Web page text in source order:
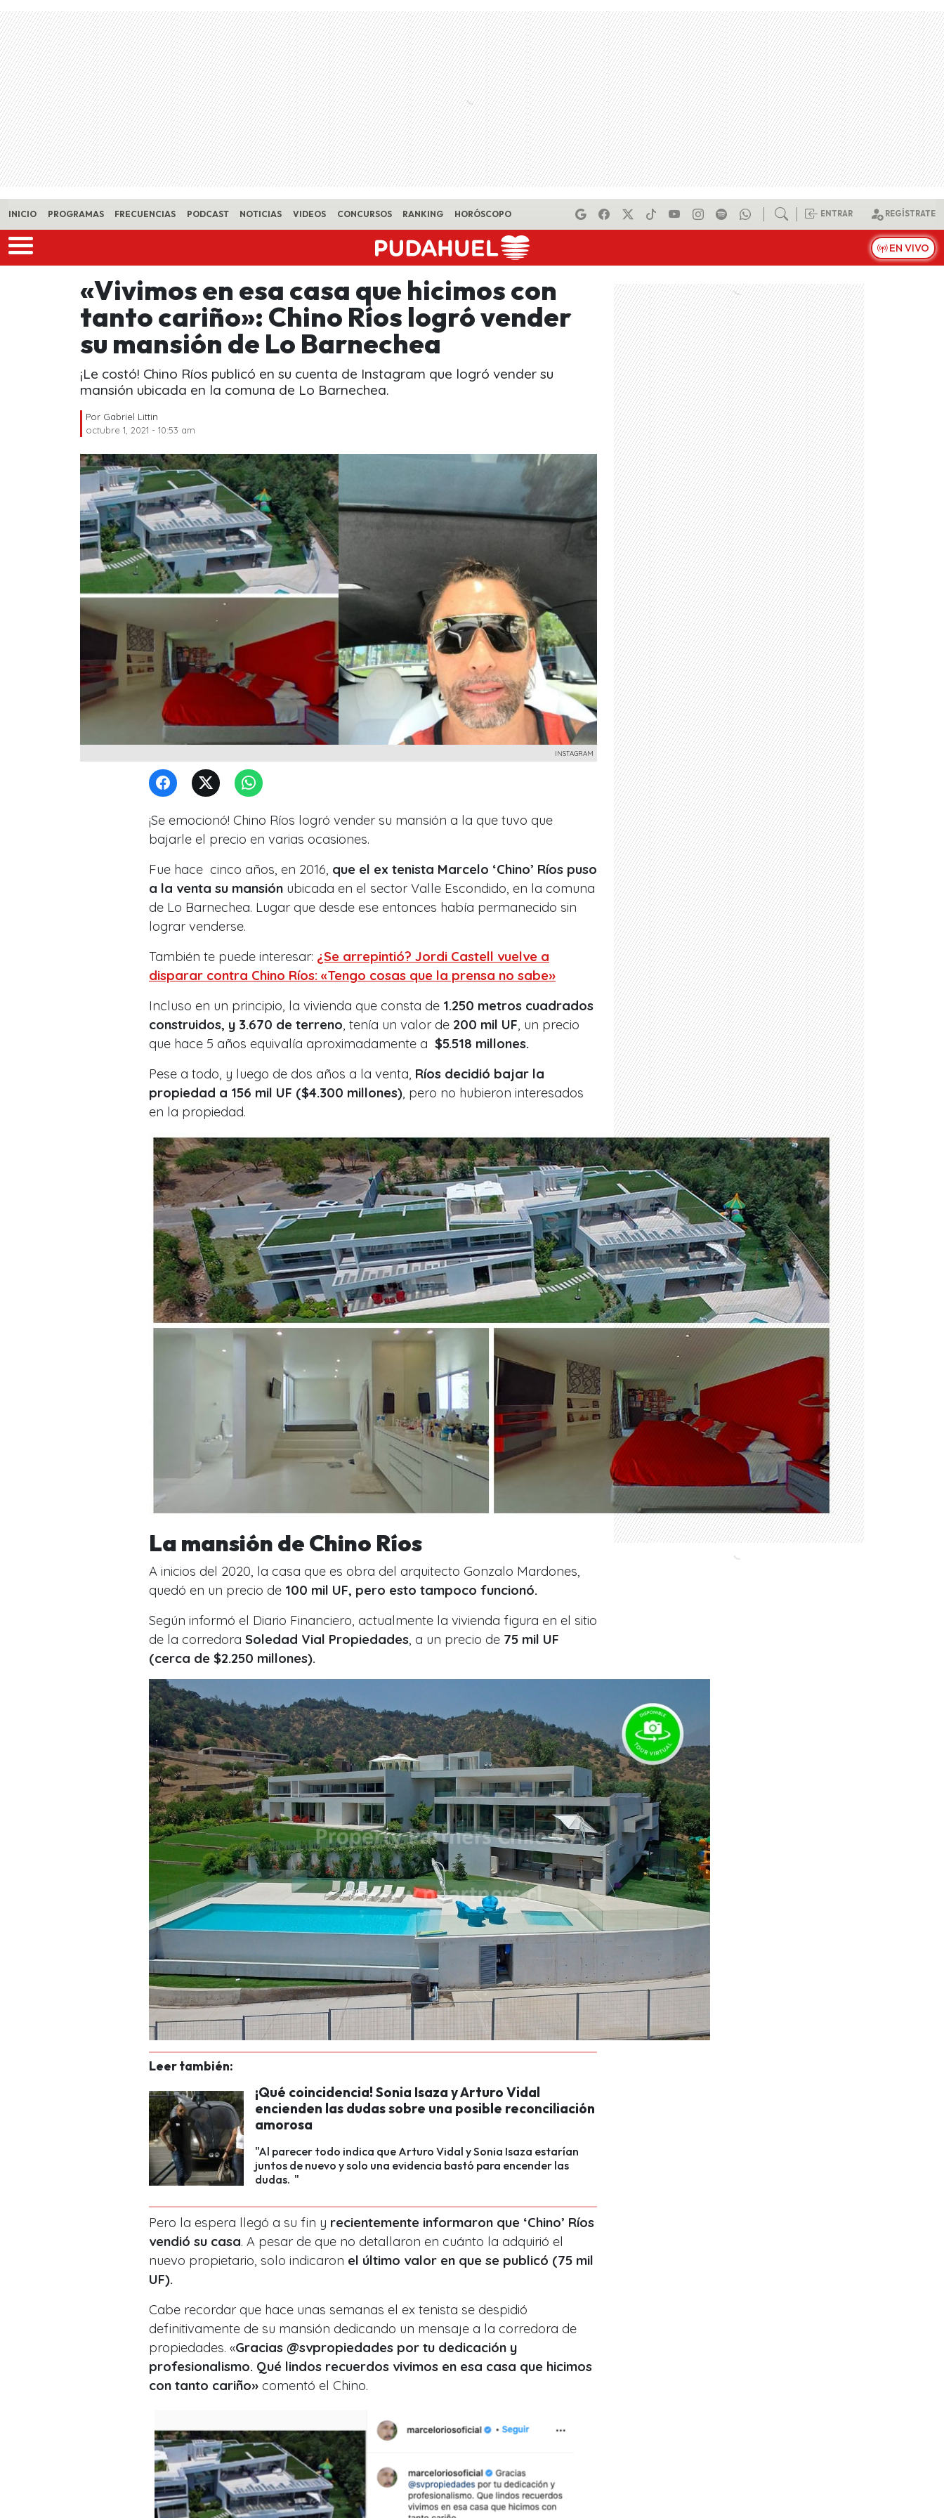
Skip to main content
INICIO PROGRAMAS FRECUENCIAS PODCAST NOTICIAS VIDEOS CONCURSOS RANKING HORÓSCOPO ENTRAR REGÍSTRATE
EN VIVO
«Vivimos en esa casa que hicimos con
tanto cariño»: Chino Ríos logró vender
su mansión de Lo Barnechea
¡Le costó! Chino Ríos publicó en su cuenta de Instagram que logró vender su
mansión ubicada en la comuna de Lo Barnechea.
Por Gabriel Littin
octubre 1, 2021 - 10:53 am
INSTAGRAM
¡Se emocionó! Chino Ríos logró vender su mansión a la que tuvo que
bajarle el precio en varias ocasiones.
Fue hace cinco años, en 2016, que el ex tenista Marcelo ‘Chino’ Ríos puso
a la venta su mansión ubicada en el sector Valle Escondido, en la comuna
de Lo Barnechea. Lugar que desde ese entonces había permanecido sin
lograr venderse.
También te puede interesar: ¿Se arrepintió? Jordi Castell vuelve a
disparar contra Chino Ríos: «Tengo cosas que la prensa no sabe»
Incluso en un principio, la vivienda que consta de 1.250 metros cuadrados
construidos, y 3.670 de terreno , tenía un valor de 200 mil UF , un precio
que hace 5 años equivalía aproximadamente a $5.518 millones.
Pese a todo, y luego de dos años a la venta, Ríos decidió bajar la
propiedad a 156 mil UF ($4.300 millones) , pero no hubieron interesados
en la propiedad.
La mansión de Chino Ríos
A inicios del 2020, la casa que es obra del arquitecto Gonzalo Mardones,
quedó en un precio de 100 mil UF, pero esto tampoco funcionó.
Según informó el Diario Financiero, actualmente la vivienda figura en el sitio
de la corredora Soledad Vial Propiedades , a un precio de 75 mil UF
(cerca de $2.250 millones).
Leer también:
¡Qué coincidencia! Sonia Isaza y Arturo Vidal
encienden las dudas sobre una posible reconciliación
amorosa
"Al parecer todo indica que Arturo Vidal y Sonia Isaza estarían
juntos de nuevo y solo una evidencia bastó para encender las
dudas. "
Pero la espera llegó a su fin y recientemente informaron que ‘Chino’ Ríos
vendió su casa. A pesar de que no detallaron en cuánto la adquirió el
nuevo propietario, solo indicaron el último valor en que se publicó (75 mil
UF).
Cabe recordar que hace unas semanas el ex tenista se despidió
definitivamente de su mansión dedicando un mensaje a la corredora de
propiedades. «Gracias @svpropiedades por tu dedicación y
profesionalismo. Qué lindos recuerdos vivimos en esa casa que hicimos
con tanto cariño» comentó el Chino.